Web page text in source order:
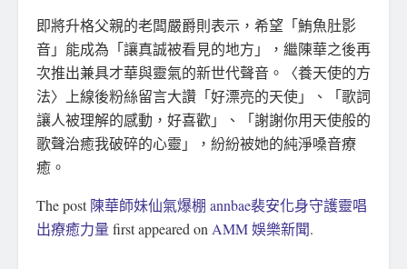
即將升格父親的老闆嚴爵則表示，希望「鮪魚肚影
音」能成為「讓真誠被看見的地方」，繼陳華之後再
次推出兼具才華與靈氣的新世代聲音。〈養天使的方
法〉上線後粉絲留言大讚「好漂亮的天使」、「歌詞
讓人被理解的感動，好喜歡」、「謝謝你用天使般的
歌聲治癒我破碎的心靈」，紛紛被她的純淨嗓音療
癒。
The post陳華師妹仙氣爆棚 annbae裴安化身守護靈唱
出療癒力量 first appeared on AMM 娛樂新聞.